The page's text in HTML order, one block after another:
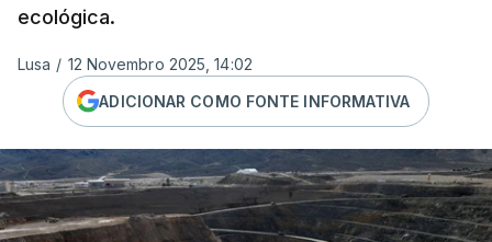
ecológica.
Lusa / 12 Novembro 2025, 14:02
ADICIONAR COMO FONTE INFORMATIVA